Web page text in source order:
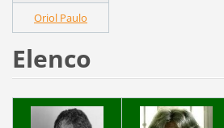
Oriol Paulo
Elenco